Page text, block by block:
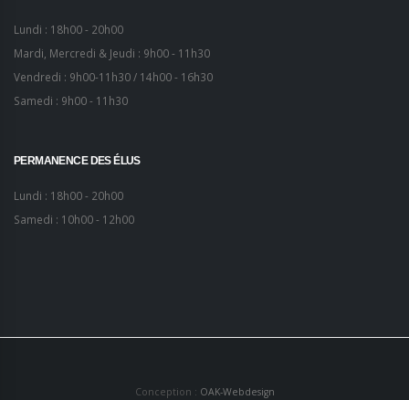
Lundi : 18h00 - 20h00
Mardi, Mercredi & Jeudi : 9h00 - 11h30
Vendredi : 9h00-11h30 / 14h00 - 16h30
Samedi : 9h00 - 11h30
PERMANENCE DES ÉLUS
Lundi : 18h00 - 20h00
Samedi : 10h00 - 12h00
Conception : OAK-Webdesign